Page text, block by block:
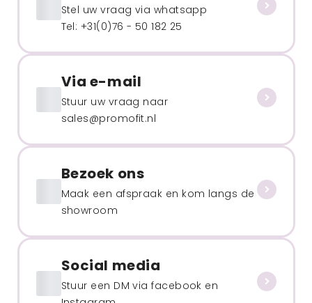
Stel uw vraag via whatsapp
Tel: +31(0)76 - 50 182 25
Via e-mail
Stuur uw vraag naar
sales@promofit.nl
Bezoek ons
Maak een afspraak en kom langs de
showroom
Social media
Stuur een DM via facebook en